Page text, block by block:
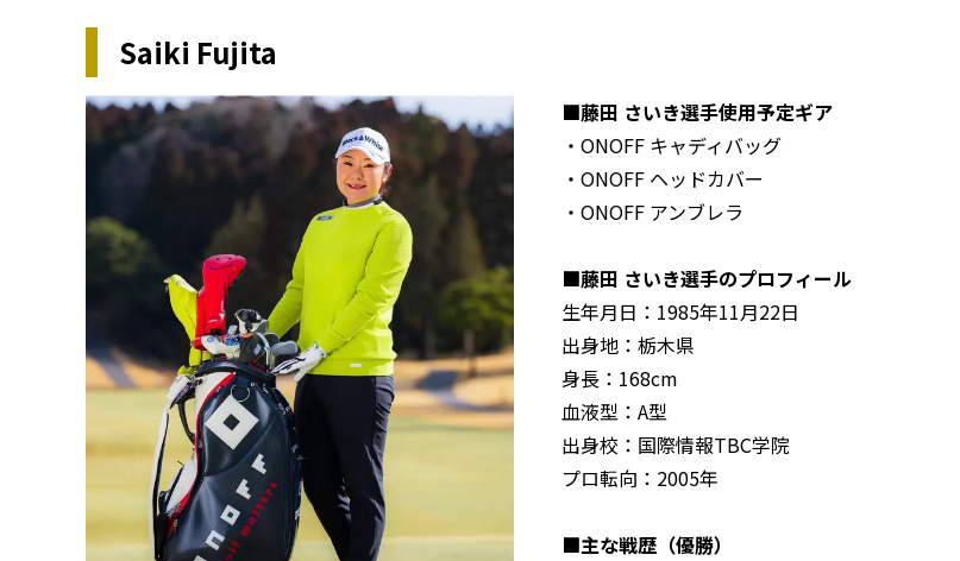
Saiki Fujita
■藤田 さいき選手使用予定ギア
・ONOFF キャディバッグ
・ONOFF ヘッドカバー
・ONOFF アンブレラ
■藤田 さいき選手のプロフィール
生年月日：1985年11月22日
出身地：栃木県
身長：168cm
血液型：A型
出身校：国際情報TBC学院
プロ転向：2005年
■主な戦歴（優勝）